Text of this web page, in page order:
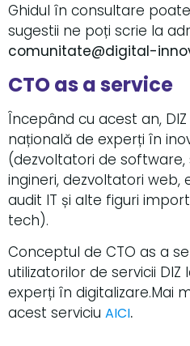
Ghidul în consultare
sugestii ne poți scrie la
comunitate@digital-
CTO as a service
Începând cu acest an,
națională de experți în
(dezvoltatori de
ingineri, dezvoltatori web,
audit IT și alte figuri
tech).
Conceptul de CTO as a
utilizatorilor de servicii
experți în digitalizare.Mai
acest serviciu AICI.